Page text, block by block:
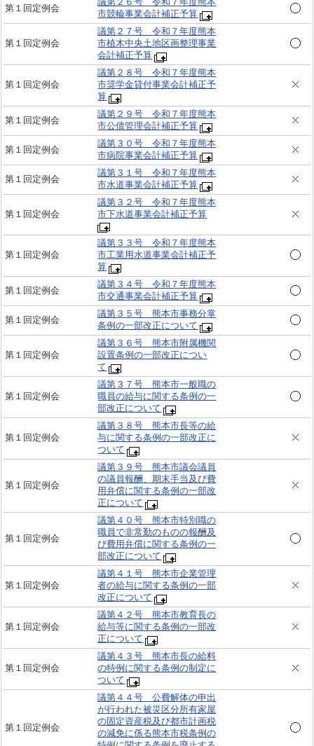
第１回定例会
市競輪事業会計補正予算
第１回定例会
議第２７号 令和７年度熊本
市植木中央土地区画整理事業
会計補正予算
第１回定例会
議第２８号 令和７年度熊本
市奨学金貸付事業会計補正予
算
第１回定例会
議第２９号 令和７年度熊本
市公債管理会計補正予算
第１回定例会
議第３０号 令和７年度熊本
市病院事業会計補正予算
第１回定例会
議第３１号 令和７年度熊本
市水道事業会計補正予算
第１回定例会
議第３２号 令和７年度熊本
市下水道事業会計補正予算
第１回定例会
議第３３号 令和７年度熊本
市工業用水道事業会計補正予
算
第１回定例会
議第３４号 令和７年度熊本
市交通事業会計補正予算
第１回定例会
議第３５号 熊本市事務分掌
条例の一部改正について
第１回定例会
議第３６号 熊本市附属機関
設置条例の一部改正につい
て
第１回定例会
議第３７号 熊本市一般職の
職員の給与に関する条例の一
部改正について
第１回定例会
議第３８号 熊本市長等の給
与に関する条例の一部改正に
ついて
第１回定例会
議第３９号 熊本市議会議員
の議員報酬、期末手当及び費
用弁償に関する条例の一部改
正について
第１回定例会
議第４０号 熊本市特別職の
職員で非常勤のものの報酬及
び費用弁償に関する条例の一
部改正について
第１回定例会
議第４１号 熊本市企業管理
者の給与に関する条例の一部
改正について
第１回定例会
議第４２号 熊本市教育長の
給与等に関する条例の一部改
正について
第１回定例会
議第４３号 熊本市長の給料
の特例に関する条例の制定に
ついて
第１回定例会
議第４４号 公費解体の申出
が行われた被災区分所有家屋
の固定資産税及び都市計画税
の減免に係る熊本市税条例の